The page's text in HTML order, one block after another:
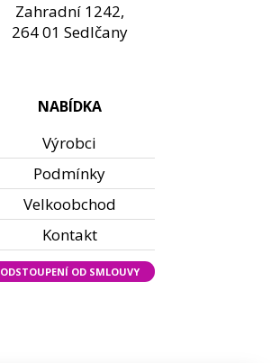
Zahradní 1242,
264 01 Sedlčany
NABÍDKA
Výrobci
Podmínky
Velkoobchod
Kontakt
ODSTOUPENÍ OD SMLOUVY